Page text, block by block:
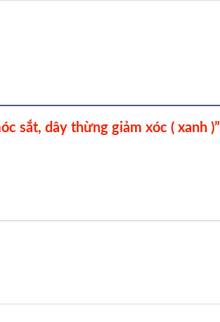
sắt, dây thừng giảm xóc ( xanh )”